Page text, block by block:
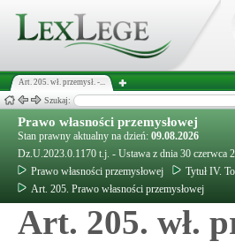
Art. 205. wł. przemysł. -...
Szukaj:
Prawo własności przemysłowej
Stan prawny aktualny na dzień: 09.08.2026
Dz.U.2023.0.1170 t.j. - Ustawa z dnia 30 czerwca
Prawo własności przemysłowej
Tytuł IV.
Art. 205. Prawo własności przemysłowej
Art. 205. wł.